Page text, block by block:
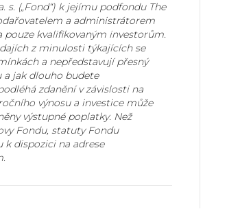
s. („Fond“) k jejímu podfondu The
a administrátorem
pouze kvalifikovaným investorům.
z minulosti týkajících se
a nepředstavují přesný
a jak dlouho budete
zdanění v závislosti na
výnosu a investice může
výstupné poplatky. Než
Fondu, statuty Fondu
k dispozici na adrese